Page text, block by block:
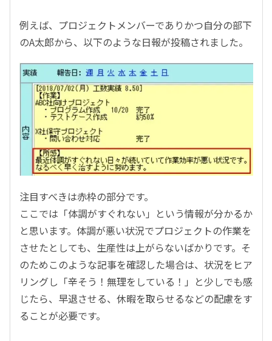
例えば、プロジェクトメンバーでありかつ自分の部下
のA太郎から、以下のような日報が投稿されました。
注目すべきは赤枠の部分です。
ここでは「体調がすぐれない」という情報が分かるか
と思います。体調が悪い状況でプロジェクトの作業を
させたとしても、生産性は上がらないばかりです。そ
のためこのような記事を確認した場合は、状況をヒア
リングし「辛そう！無理をしている！」と少しでも感
じたら、早退させる、休暇を取らせるなどの配慮をす
ることが必要です。